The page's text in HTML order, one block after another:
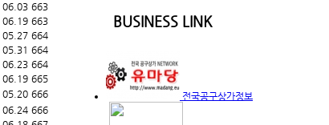
06.03 663
06.19 663
05.27 664
05.31 664
06.23 664
06.19 665
05.20 666
06.24 666
BUSINESS LINK
전국공구상가정보